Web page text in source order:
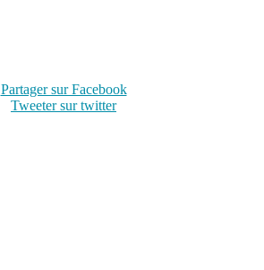
Partager sur Facebook
Tweeter sur twitter